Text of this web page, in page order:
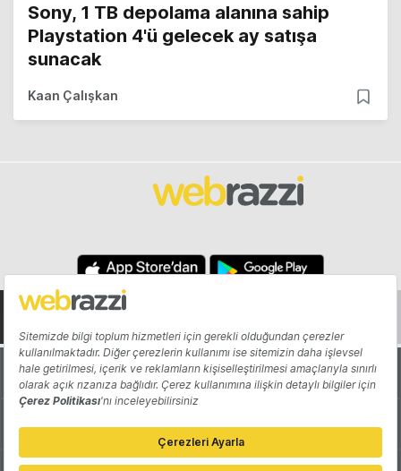
Sony, 1 TB depolama alanına sahip
Playstation 4'ü gelecek ay satışa
sunacak
Kaan Çalışkan
Hakkında Yazarlar
Katkıda Bulun Reklam